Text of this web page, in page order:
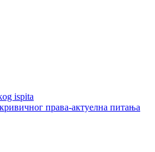
ispita
права-актуелна питања